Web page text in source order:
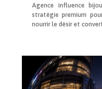
Agence influence
stratégie premium
nourrir le désir et